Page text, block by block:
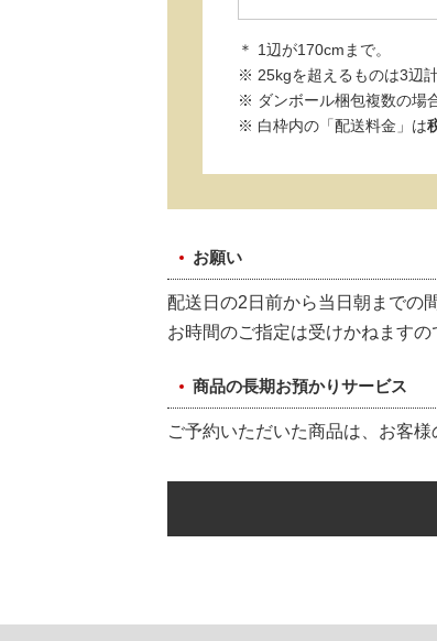
＊ 1辺が170cmまで。
※ 25kgを超えるものは3辺
※ ダンボール梱包複数の場
※ 白枠内の「配送料金」は
お願い
配送日の2日前から当日朝までの
お時間のご指定は受けかねますの
商品の長期お預かりサービス
ご予約いただいた商品は、お客